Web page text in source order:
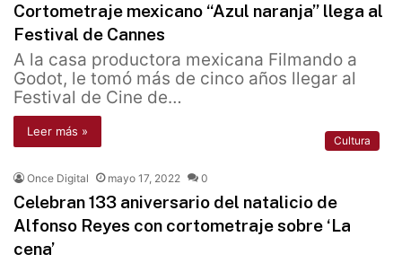
Cortometraje mexicano “Azul naranja” llega al
Festival de Cannes
A la casa productora mexicana Filmando a
Godot, le tomó más de cinco años llegar al
Festival de Cine de…
Leer más »
Cultura
Once Digital mayo 17, 2022 0
Celebran 133 aniversario del natalicio de
Alfonso Reyes con cortometraje sobre ‘La
cena’